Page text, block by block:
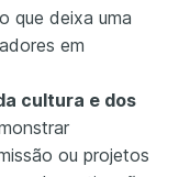
que deixa uma
em
cultura e dos
ou projetos